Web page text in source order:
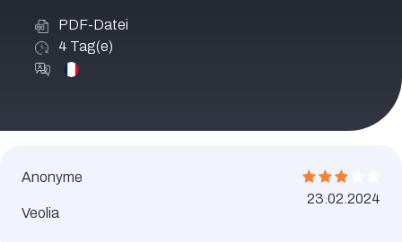
PDF-Datei
4 Tag(e)
Anonyme
Veolia
23.02.2024